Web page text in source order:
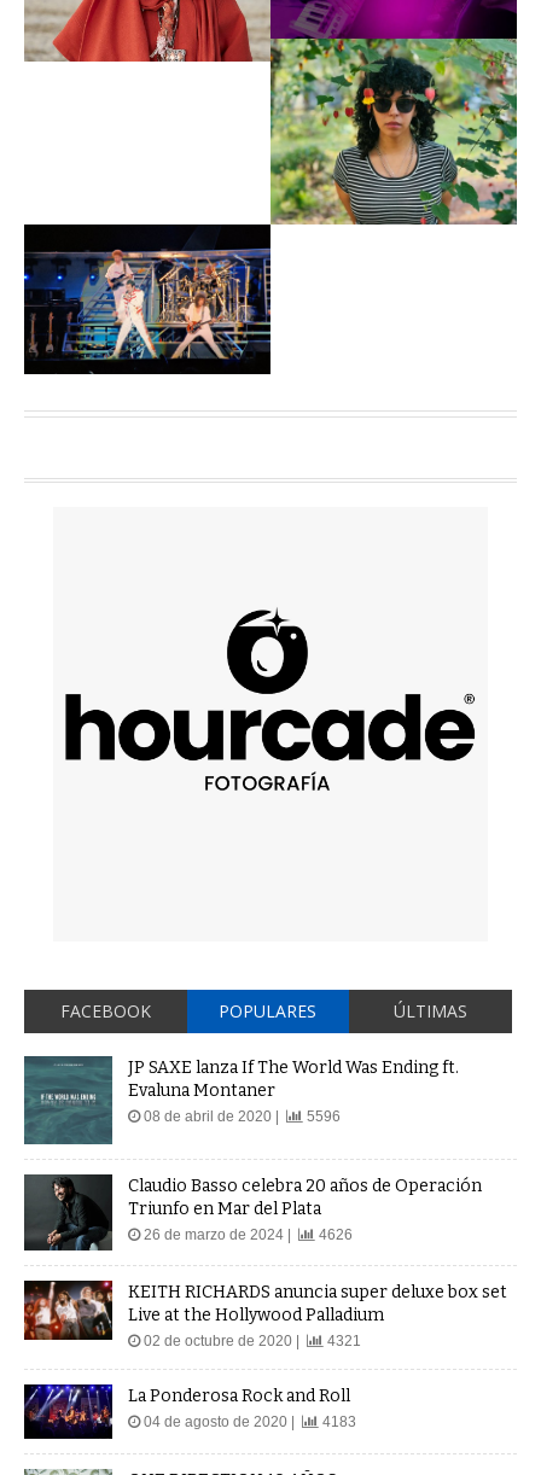
FACEBOOK POPULARES ÚLTIMAS
JP SAXE lanza If The World Was Ending ft.
Evaluna Montaner
08 de abril de 2020 | 5596
Claudio Basso celebra 20 años de Operación
Triunfo en Mar del Plata
26 de marzo de 2024 | 4626
KEITH RICHARDS anuncia super deluxe box set
Live at the Hollywood Palladium
02 de octubre de 2020 | 4321
La Ponderosa Rock and Roll
04 de agosto de 2020 | 4183